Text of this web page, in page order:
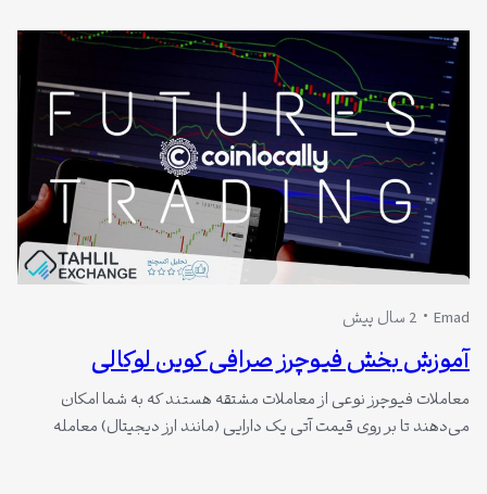
می‌توانند علاوه بر معاملات اسپات و فیوچرز، به ابزارهای پیشرفته‌ای مثل
کپی‌تریدینگ و DeFi هم دسترسی داشته باشند. تیم توسعه کوین…
Emad 2 سال پیش
آموزش بخش فیوچرز صرافی کوین لوکالی
معاملات فیوچرز نوعی از معاملات مشتقه هستند که به شما امکان
می‌دهند تا بر روی قیمت آتی یک دارایی (مانند ارز دیجیتال) معامله